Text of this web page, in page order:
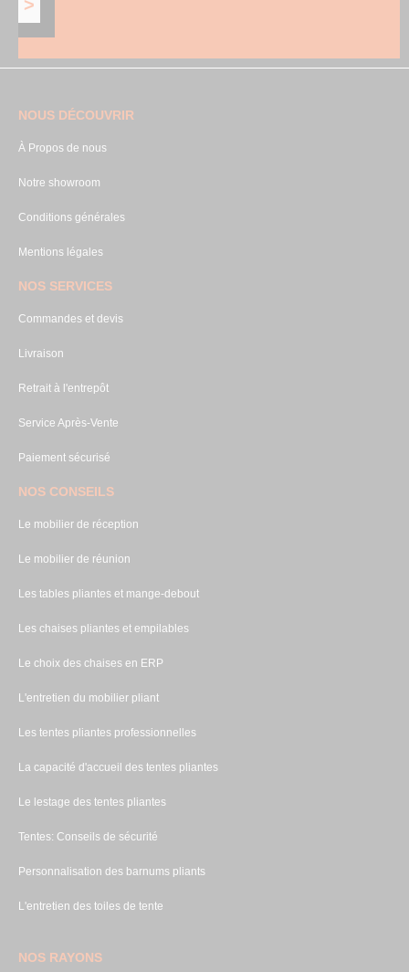
NOUS DÉCOUVRIR
À Propos de nous
Notre showroom
Conditions générales
Mentions légales
NOS SERVICES
Commandes et devis
Livraison
Retrait à l'entrepôt
Service Après-Vente
Paiement sécurisé
NOS CONSEILS
Le mobilier de réception
Le mobilier de réunion
Les tables pliantes et mange-debout
Les chaises pliantes et empilables
Le choix des chaises en ERP
L'entretien du mobilier pliant
Les tentes pliantes professionnelles
La capacité d'accueil des tentes pliantes
Le lestage des tentes pliantes
Tentes: Conseils de sécurité
Personnalisation des barnums pliants
L'entretien des toiles de tente
NOS RAYONS